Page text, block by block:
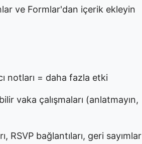
ve Formlar'dan içerik ekleyin
notları = daha fazla etki
vaka çalışmaları (anlatmayın,
RSVP bağlantıları, geri sayımlar